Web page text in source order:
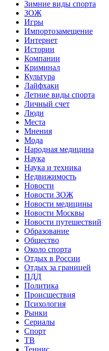
Зимние виды спорта
ЗОЖ
Игры
Импортозамещение
Интернет
Истории
Компании
Криминал
Культура
Лайфхаки
Летние виды спорта
Личный счет
Люди
Места
Мнения
Мода
Народная медицина
Наука
Наука и техника
Недвижимость
Новости
Новости ЗОЖ
Новости медицины
Новости Москвы
Новости путешествий
Образование
Общество
Около спорта
Отдых в России
Отдых за границей
ПДД
Политика
Происшествия
Психология
Рынки
Сериалы
Спорт
ТВ
Теннис